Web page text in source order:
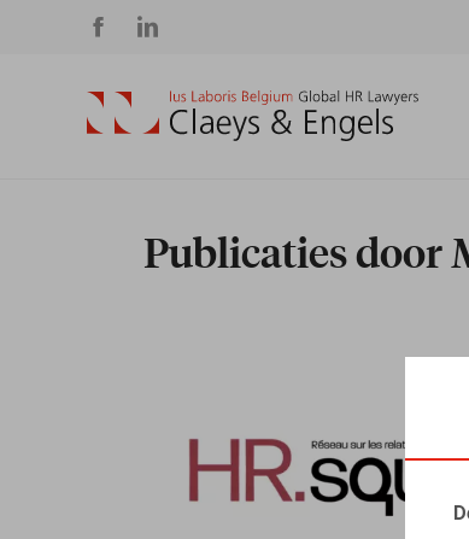
Social
media
Publicaties door